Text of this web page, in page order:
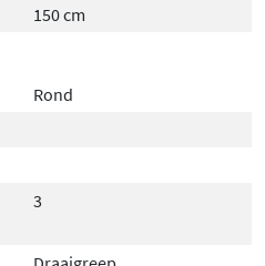
150 cm
Rond
3